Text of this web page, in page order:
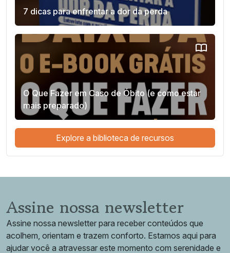
7 dicas para enfrentar a dor da perda
O Que Fazer em Caso de Óbito (e como estar
mais preparado)
Explore a biblioteca de recursos
Assine nossa newsletter
Assine nossa newsletter para receber conteúdos que
acolhem, orientam e trazem conforto. Estamos aqui para
ajudar você a atravessar este momento com serenidade e